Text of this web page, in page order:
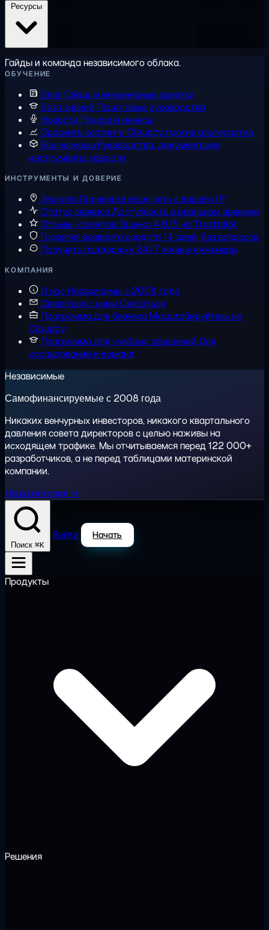
Гайды и команда независимого облака.
ОБУЧЕНИЕ
Блог Гайды и инженерные заметки
База знаний Пошаговые руководства
Новости Пресса и анонсы
Сравнить хостинги Cloudzy против альтернатив
Все ресурсыРуководства, документация,
инструменты, новости
ИНСТРУМЕНТЫ И ДОВЕРИЕ
Зеркало Проверьте нашу сеть с вашего IP
Статус сервисаДоступность в реальном времени
Отзывы клиентовОценка 4,6/5 на Trustpilot
Гарантия возврата средств14 дней, без вопросов
Получить поддержку 24/7, живые инженеры
КОМПАНИЯ
О насНезависимы с 2008 года
Связаться с нами Связаться
Программа для бизнесаМасштабируйтесь на
Cloudzy
Программа для учебных заведений Для
исследований и команд
Независимые
Самофинансируемые с 2008 года
Никаких венчурных инвесторов, никакого квартального
давления совета директоров с целью наживы на
исходящем трафике. Мы отчитываемся перед 122 000+
разработчиков, а не перед таблицами материнской
компании.
Наша история →
Поиск ⌘K
Войти Начать
Продукты
Решения